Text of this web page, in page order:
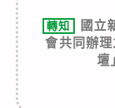
轉知
國立
會共同辦
壇